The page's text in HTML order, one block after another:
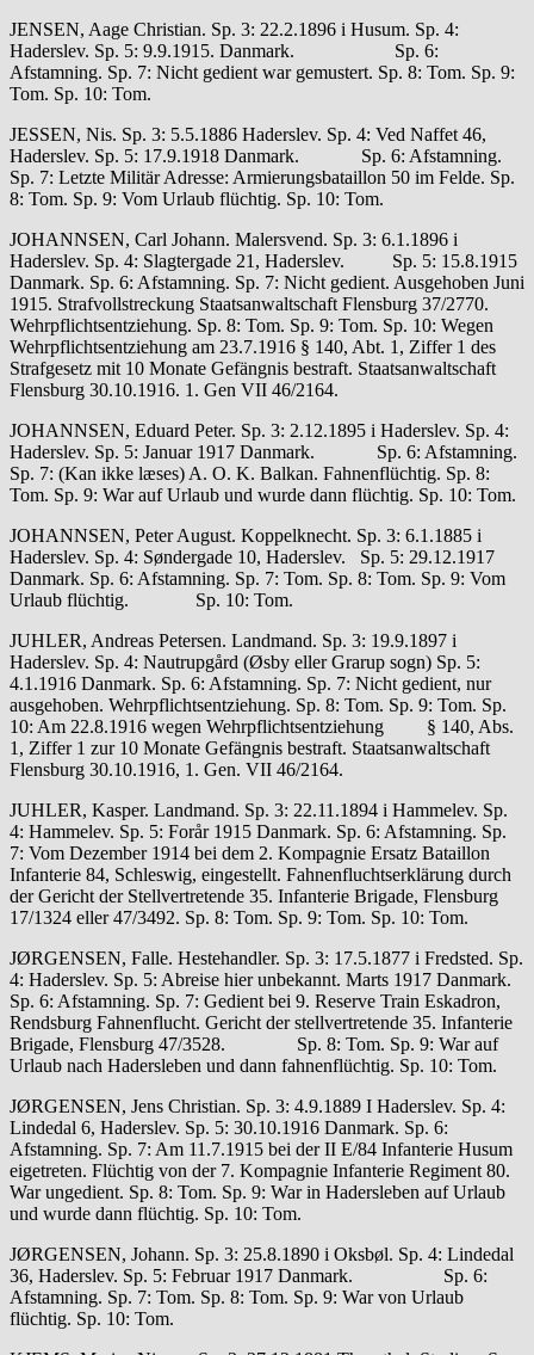
JENSEN, Aage Christian. Sp. 3: 22.2.1896 i Husum. Sp. 4:
Haderslev. Sp. 5: 9.9.1915. Danmark. Sp. 6:
Afstamning. Sp. 7: Nicht gedient war gemustert. Sp. 8: Tom. Sp. 9:
Tom. Sp. 10: Tom.
JESSEN, Nis. Sp. 3: 5.5.1886 Haderslev. Sp. 4: Ved Naffet 46,
Haderslev. Sp. 5: 17.9.1918 Danmark. Sp. 6: Afstamning.
Sp. 7: Letzte Militär Adresse: Armierungsbataillon 50 im Felde. Sp.
8: Tom. Sp. 9: Vom Urlaub flüchtig. Sp. 10: Tom.
JOHANNSEN, Carl Johann. Malersvend. Sp. 3: 6.1.1896 i
Haderslev. Sp. 4: Slagtergade 21, Haderslev. Sp. 5: 15.8.1915
Danmark. Sp. 6: Afstamning. Sp. 7: Nicht gedient. Ausgehoben Juni
1915. Strafvollstreckung Staatsanwaltschaft Flensburg 37/2770.
Wehrpflichtsentziehung. Sp. 8: Tom. Sp. 9: Tom. Sp. 10: Wegen
Wehrpflichtsentziehung am 23.7.1916 § 140, Abt. 1, Ziffer 1 des
Strafgesetz mit 10 Monate Gefängnis bestraft. Staatsanwaltschaft
Flensburg 30.10.1916. 1. Gen VII 46/2164.
JOHANNSEN, Eduard Peter. Sp. 3: 2.12.1895 i Haderslev. Sp. 4:
Haderslev. Sp. 5: Januar 1917 Danmark. Sp. 6: Afstamning.
Sp. 7: (Kan ikke læses) A. O. K. Balkan. Fahnenflüchtig. Sp. 8:
Tom. Sp. 9: War auf Urlaub und wurde dann flüchtig. Sp. 10: Tom.
JOHANNSEN, Peter August. Koppelknecht. Sp. 3: 6.1.1885 i
Haderslev. Sp. 4: Søndergade 10, Haderslev. Sp. 5: 29.12.1917
Danmark. Sp. 6: Afstamning. Sp. 7: Tom. Sp. 8: Tom. Sp. 9: Vom
Urlaub flüchtig. Sp. 10: Tom.
JUHLER, Andreas Petersen. Landmand. Sp. 3: 19.9.1897 i
Haderslev. Sp. 4: Nautrupgård (Øsby eller Grarup sogn) Sp. 5:
4.1.1916 Danmark. Sp. 6: Afstamning. Sp. 7: Nicht gedient, nur
ausgehoben. Wehrpflichtsentziehung. Sp. 8: Tom. Sp. 9: Tom. Sp.
10: Am 22.8.1916 wegen Wehrpflichtsentziehung § 140, Abs.
1, Ziffer 1 zur 10 Monate Gefängnis bestraft. Staatsanwaltschaft
Flensburg 30.10.1916, 1. Gen. VII 46/2164.
JUHLER, Kasper. Landmand. Sp. 3: 22.11.1894 i Hammelev. Sp.
4: Hammelev. Sp. 5: Forår 1915 Danmark. Sp. 6: Afstamning. Sp.
7: Vom Dezember 1914 bei dem 2. Kompagnie Ersatz Bataillon
Infanterie 84, Schleswig, eingestellt. Fahnenfluchtserklärung durch
der Gericht der Stellvertretende 35. Infanterie Brigade, Flensburg
17/1324 eller 47/3492. Sp. 8: Tom. Sp. 9: Tom. Sp. 10: Tom.
JØRGENSEN, Falle. Hestehandler. Sp. 3: 17.5.1877 i Fredsted. Sp.
4: Haderslev. Sp. 5: Abreise hier unbekannt. Marts 1917 Danmark.
Sp. 6: Afstamning. Sp. 7: Gedient bei 9. Reserve Train Eskadron,
Rendsburg Fahnenflucht. Gericht der stellvertretende 35. Infanterie
Brigade, Flensburg 47/3528. Sp. 8: Tom. Sp. 9: War auf
Urlaub nach Hadersleben und dann fahnenflüchtig. Sp. 10: Tom.
JØRGENSEN, Jens Christian. Sp. 3: 4.9.1889 I Haderslev. Sp. 4:
Lindedal 6, Haderslev. Sp. 5: 30.10.1916 Danmark. Sp. 6:
Afstamning. Sp. 7: Am 11.7.1915 bei der II E/84 Infanterie Husum
eigetreten. Flüchtig von der 7. Kompagnie Infanterie Regiment 80.
War ungedient. Sp. 8: Tom. Sp. 9: War in Hadersleben auf Urlaub
und wurde dann flüchtig. Sp. 10: Tom.
JØRGENSEN, Johann. Sp. 3: 25.8.1890 i Oksbøl. Sp. 4: Lindedal
36, Haderslev. Sp. 5: Februar 1917 Danmark. Sp. 6:
Afstamning. Sp. 7: Tom. Sp. 8: Tom. Sp. 9: War von Urlaub
flüchtig. Sp. 10: Tom.